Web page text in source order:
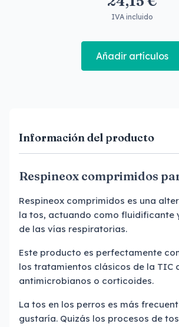
IVA incluido
Añadir artículos
Información del producto
Respineox comprimidos
Respineox comprimidos es una
la tos, actuando como fluidificante
de las vías respiratorias.
Este producto es perfectamente
los tratamientos clásicos de la TIC
antimicrobianos o corticoides.
La tos en los perros es más
gustaría. Quizás los procesos de